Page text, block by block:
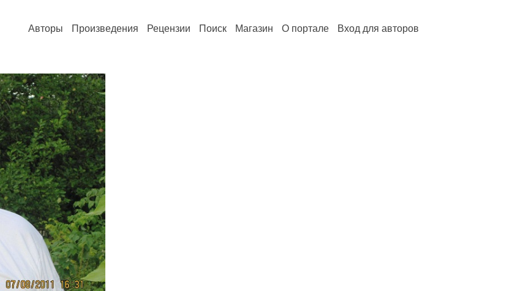
Авторы Произведения Рецензии Поиск Магазин О портале Вход для авторов